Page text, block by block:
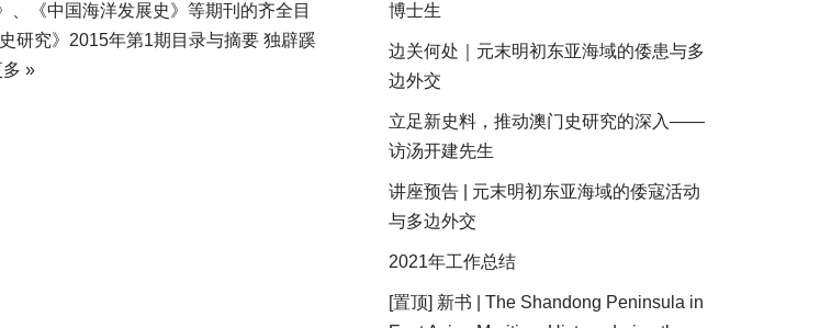
、《中国海洋发展史》等期刊的齐全目
研究》2015年第1期目录与摘要 独辟蹊
»
博士生
边关何处｜元末明初东亚海域的倭患与多
边外交
立足新史料，推动澳门史研究的深入——
访汤开建先生
讲座预告 | 元末明初东亚海域的倭寇活动
与多边外交
2021年工作总结
[置顶] 新书 | The Shandong Peninsula in